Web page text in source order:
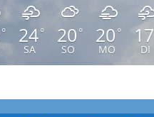
° 24°
SA
20 °
SO
20 °
MO
17
DI